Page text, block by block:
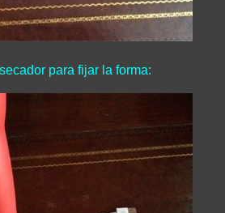
para fijar la forma: